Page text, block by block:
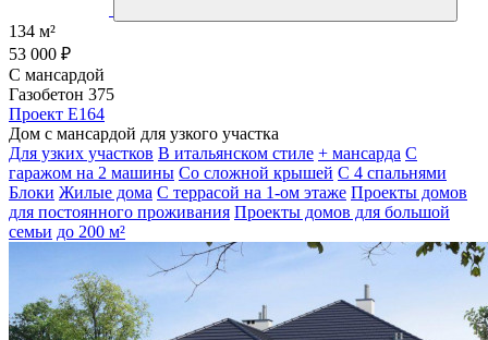
134 м²
53 000 ₽
С мансардой
Газобетон 375
Проект E164
Дом с мансардой для узкого участка
Для узких участков В итальянском стиле + мансарда С
гаражом на 2 машины Со сложной крышей С 4 спальнями
Блоки Жилые дома С террасой на 1-ом этаже Проекты домов
для постоянного проживания Проекты домов для большой
семьи до 200 м²